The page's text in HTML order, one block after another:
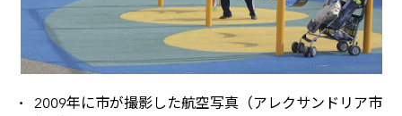
2009年に市が撮影した航空写真（アレクサンドリア市